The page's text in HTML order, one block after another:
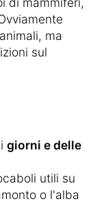
ma
sul
giorni e delle
utili su
o l'alba